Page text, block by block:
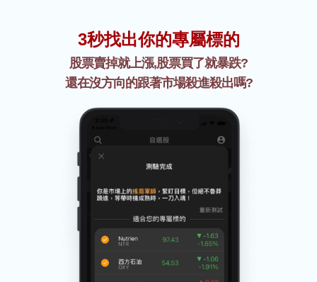
3秒找出你的專屬標的
股票賣掉就上漲,股票買了就暴跌?
還在沒方向的跟著市場殺進殺出嗎?